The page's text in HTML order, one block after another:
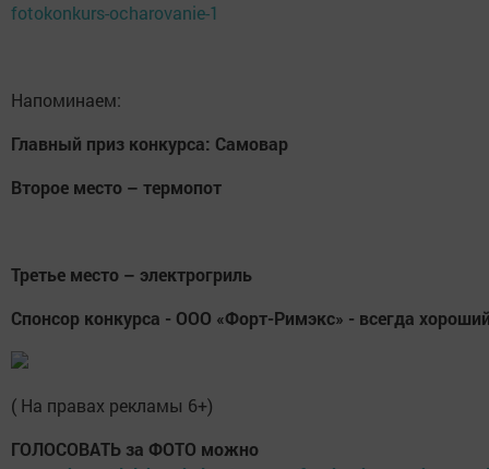
fotokonkurs-ocharovanie-1
Напоминаем:
Главный приз конкурса: Самовар
Второе место – термопот
Третье место – электрогриль
Спонсор конкурса - ООО «Форт-Римэкс» - всегда
( На правах рекламы 6+)
ГОЛОСОВАТЬ за ФОТО можно